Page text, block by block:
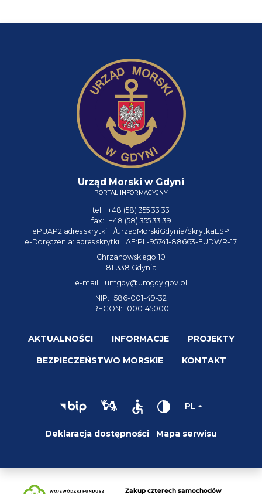
Urząd Morski w Gdyni
PORTAL INFORMACYJNY
tel: +48 (58) 355 33 33
fax: +48 (58) 355 33 39
ePUAP2 adres skrytki: /UrzadMorskiGdynia/SkrytkaESP
e-Doręczenia: adres skrytki: AE:PL-95741-88663-EUDWR-17
Chrzanowskiego 10
81-338 Gdynia
e-mail:
umgdy@umgdy.gov.pl
NIP: 586-001-49-32
REGON:
000145000
AKTUALNOŚCI INFORMACJE PROJEKTY
BEZPIECZEŃSTWO MORSKIE KONTAKT
PL
Deklaracja dostępności Mapa serwisu